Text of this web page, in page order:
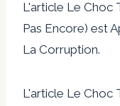
L'article Le Choc
Pas Encore) est
La Corruption.
L'article Le Choc